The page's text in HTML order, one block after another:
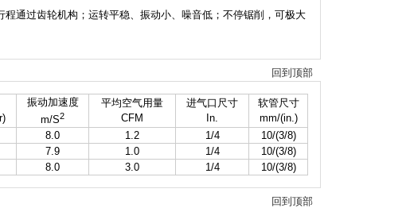
通过齿轮机构；运转平稳、振动小、噪音低；不停锯削，可极大
回到顶部
振动加速度
m/S2
平均空气用量
CFM
进气口尺寸
In.
软管尺寸
mm/(in.)
8.0 1.2 1/4
10/(3/8)
7.9 1.0 1/4
10/(3/8)
8.0 3.0 1/4 10/(3/8)
回到顶部